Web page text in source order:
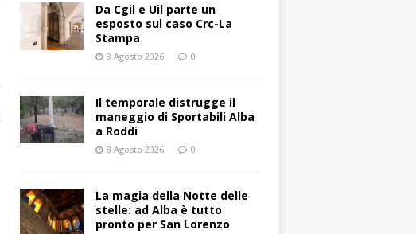
Da Cgil e Uil parte un
esposto sul caso Crc-La
Stampa
8 Agosto 2026 0
Il temporale distrugge il
maneggio di Sportabili Alba
a Roddi
8 Agosto 2026 0
La magia della Notte delle
stelle: ad Alba è tutto
pronto per San Lorenzo